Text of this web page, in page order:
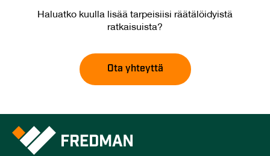
Haluatko kuulla lisää tarpeisiisi räätälöidyistä
ratkaisuista?
Ota yhteyttä